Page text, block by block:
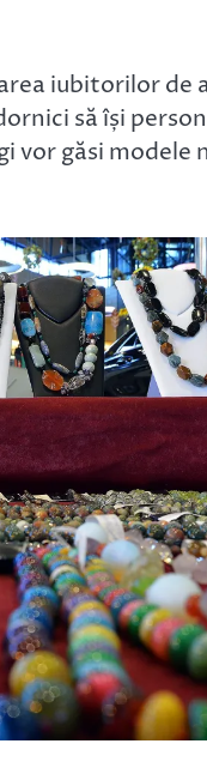
iubitorilor de
să își
vor găsi